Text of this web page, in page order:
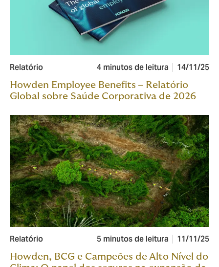
Relatório 4 minutos de leitura 14/11/25
Howden Employee Benefits – Relatório
Global sobre Saúde Corporativa de 2026
Relatório 5 minutos de leitura 11/11/25
Howden, BCG e Campeões de Alto Nível do